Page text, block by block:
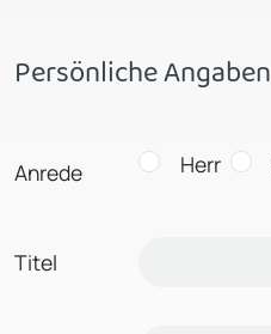
Persönliche Angaben
Anrede Herr
Titel